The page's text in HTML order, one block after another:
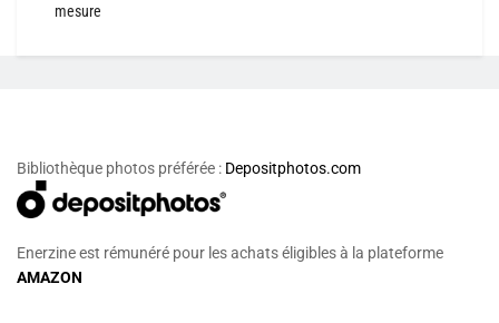
mesure
Bibliothèque photos préférée : Depositphotos.com
Enerzine est rémunéré pour les achats éligibles à la plateforme
AMAZON